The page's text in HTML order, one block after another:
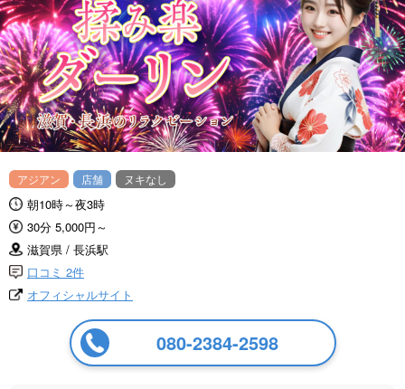
アジアン 店舗 ヌキなし
朝10時～夜3時
30分 5,000円～
滋賀県 / 長浜駅
口コミ 2件
オフィシャルサイト
080-2384-2598